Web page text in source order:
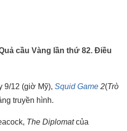
cầu Vàng lần thứ 82. Điều
9/12 (giờ Mỹ), Squid Game 2(Trò
truyền hình.
The Diplomatcủa